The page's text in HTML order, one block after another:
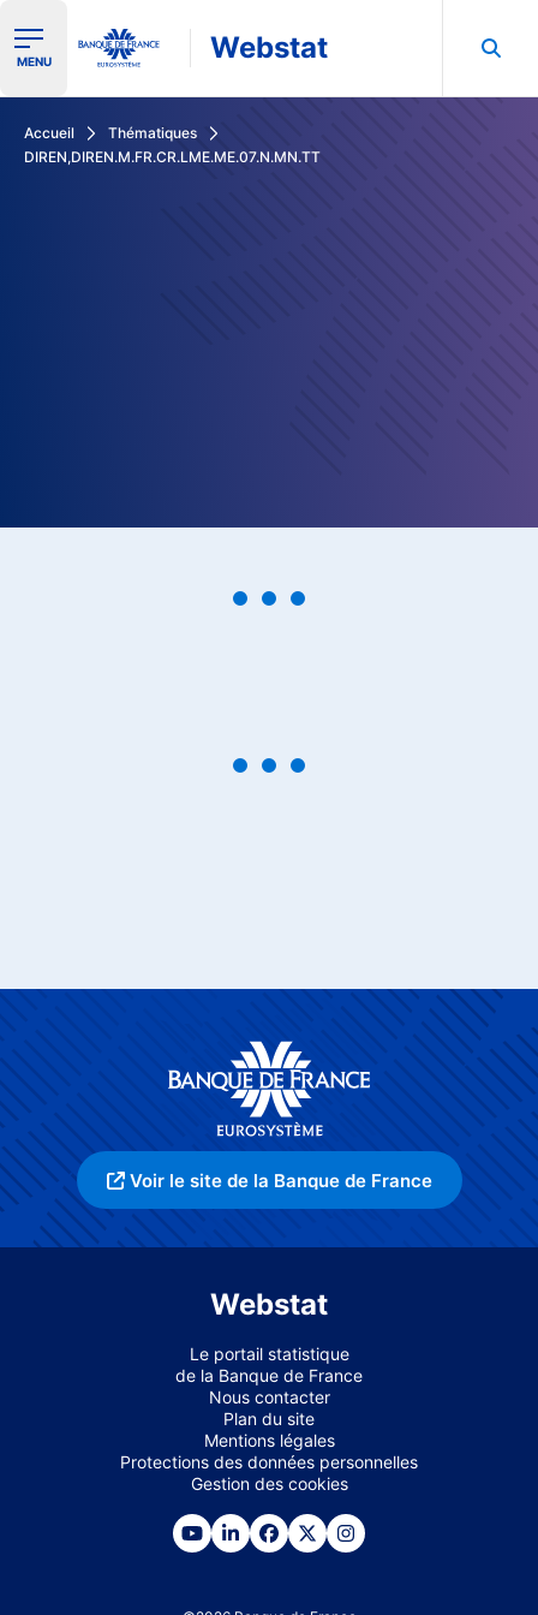
Ouvrir le menu de navigation
MENU Webstat
Accueil
Thématiques
DIREN,DIREN.M.FR.CR.LME.ME.07.N.MN.TT
Voir le site de la Banque de France
Webstat
Le portail statistique
de la Banque de France
Nous contacter
Plan du site
Mentions légales
Protections des données personnelles
Gestion des cookies